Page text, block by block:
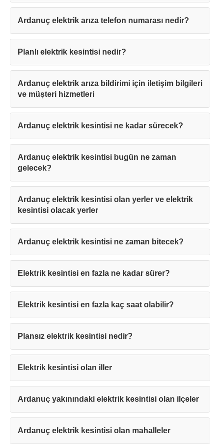
Ardanuç elektrik arıza telefon numarası nedir?
Planlı elektrik kesintisi nedir?
Ardanuç elektrik arıza bildirimi için iletişim bilgileri
ve müşteri hizmetleri
Ardanuç elektrik kesintisi ne kadar sürecek?
Ardanuç elektrik kesintisi bugün ne zaman
gelecek?
Ardanuç elektrik kesintisi olan yerler ve elektrik
kesintisi olacak yerler
Ardanuç elektrik kesintisi ne zaman bitecek?
Elektrik kesintisi en fazla ne kadar sürer?
Elektrik kesintisi en fazla kaç saat olabilir?
Plansız elektrik kesintisi nedir?
Elektrik kesintisi olan iller
Ardanuç yakınındaki elektrik kesintisi olan ilçeler
Ardanuç elektrik kesintisi olan mahalleler
Teşekkürler!
Mesajınız başarıyla ulaştırıldı. En kısa
sürede sizinle iletişime geçilecektir.
Kapat